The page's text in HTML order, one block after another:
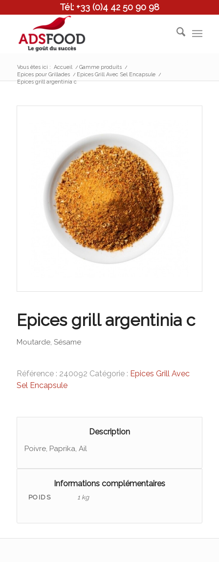
Tél: +33 (0)4 42 50 90 98
Vous êtes ici : Accueil / Gamme produits /
Epices pour Grillades / Epices Grill Avec Sel Encapsule /
Epices grill argentinia c
Epices grill argentinia c
Moutarde, Sésame
Référence : 240092 Catégorie : Epices Grill Avec
Sel Encapsule
Description
Poivre, Paprika, Ail
Informations complémentaires
POIDS 1 kg